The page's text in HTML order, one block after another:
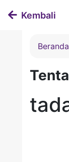
Kembali
Beranda